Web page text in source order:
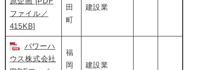
ファイル／
415KB]
田
町
建設業
パワーハ
ウス株式会社
福
岡
建設業